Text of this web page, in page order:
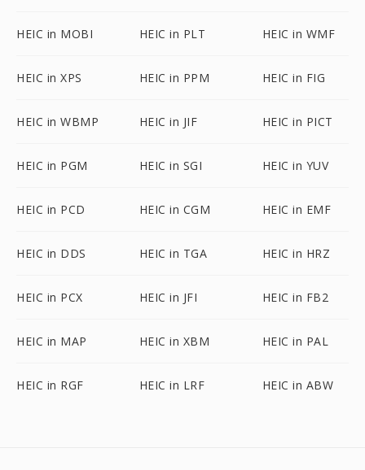
HEIC in MOBI HEIC in PLT HEIC in WMF
HEIC in XPS HEIC in PPM HEIC in FIG
HEIC in WBMP HEIC in JIF HEIC in PICT
HEIC in PGM HEIC in SGI HEIC in YUV
HEIC in PCD HEIC in CGM HEIC in EMF
HEIC in DDS HEIC in TGA HEIC in HRZ
HEIC in PCX HEIC in JFI HEIC in FB2
HEIC in MAP HEIC in XBM HEIC in PAL
HEIC in RGF HEIC in LRF HEIC in ABW